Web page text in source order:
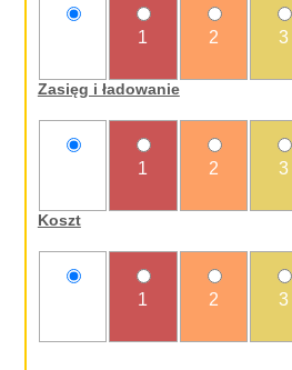
1 2 3
Zasięg i ładowanie
1 2 3
Koszt
1 2 3